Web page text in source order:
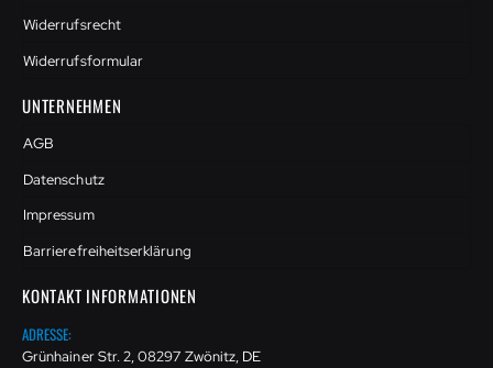
Widerrufsrecht
Widerrufsformular
UNTERNEHMEN
AGB
Datenschutz
Impressum
Barrierefreiheitserklärung
KONTAKT INFORMATIONEN
ADRESSE:
Grünhainer Str. 2, 08297 Zwönitz, DE